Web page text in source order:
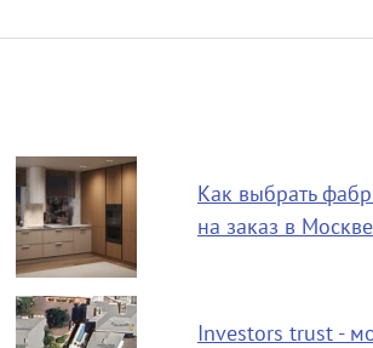
Как выбрать
на заказ в Москве
Investors trust -